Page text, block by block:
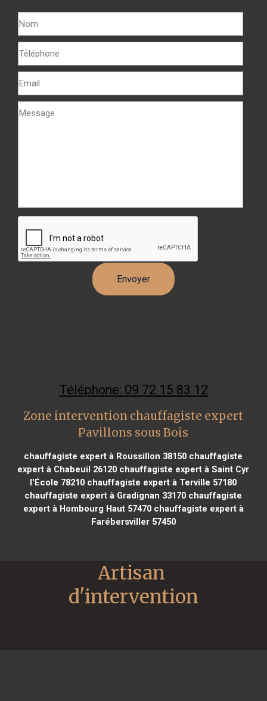
Téléphone: 09 72 15 83 12
Zone intervention chauffagiste expert
Pavillons sous Bois
chauffagiste expert à Roussillon 38150 chauffagiste
expert à Chabeuil 26120 chauffagiste expert à Saint Cyr
l'École 78210 chauffagiste expert à Terville 57180
chauffagiste expert à Gradignan 33170 chauffagiste
expert à Hombourg Haut 57470chauffagiste expert à
Farébersviller 57450
Artisan
d'intervention